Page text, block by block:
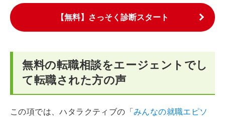
【無料】さっそく診断スタート
無料の転職相談をエージェントでし
て転職された方の声
この項では、ハタラクティブの「みんなの就職エピソ